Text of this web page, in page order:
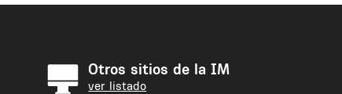
Otros sitios de la IM
ver listado